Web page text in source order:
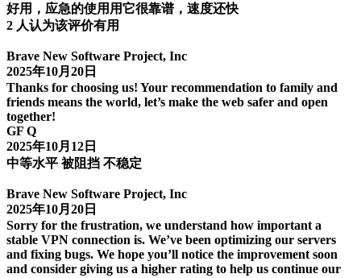
好用，应急的使用用它很靠谱，速度还快
2 人认为该评价有用
Brave New Software Project, Inc
2025年10月20日
Thanks for choosing us! Your recommendation to family and
friends means the world, let’s make the web safer and open
together!
GF Q
2025年10月12日
中等水平 被阻挡 不稳定
Brave New Software Project, Inc
2025年10月20日
Sorry for the frustration, we understand how important a
stable VPN connection is. We’ve been optimizing our servers
and fixing bugs. We hope you’ll notice the improvement soon
and consider giving us a higher rating to help us continue our